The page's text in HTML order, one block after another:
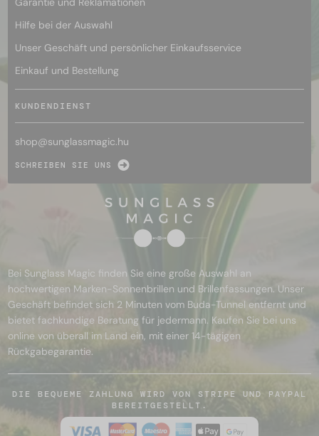
Hilfe bei der Auswahl
Unser Geschäft und persönlicher Einkaufsservice
Einkauf und Bestellung
KUNDENDIENST
shop@sunglassmagic.hu
SCHREIBEN SIE UNS
Bei Sunglass Magic finden Sie eine große Auswahl an
hochwertigen Marken-Sonnenbrillen und Brillenfassungen. Unser
Geschäft befindet sich 2 Minuten vom Buda-Tunnel entfernt und
bietet fachkundige Beratung für jedermann. Kaufen Sie bei uns
online von überall im Land ein, mit einer 14-tägigen
Rückgabegarantie.
DIE BEQUEME ZAHLUNG WIRD VON STRIPE UND PAYPAL
BEREITGESTELLT.